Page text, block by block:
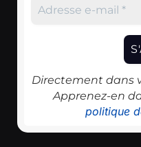
Directement dans
Apprenez-en
politique